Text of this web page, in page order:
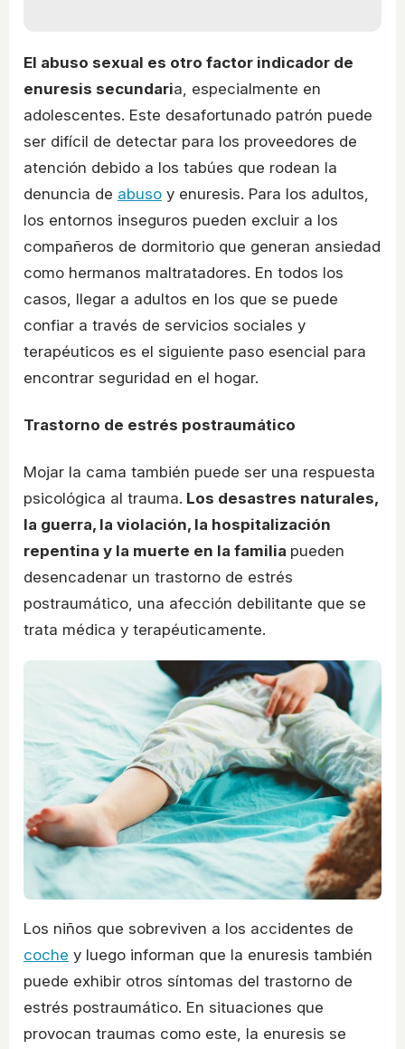
El abuso sexual es otro factor indicador de
enuresis secundaria, especialmente en
adolescentes. Este desafortunado patrón puede
ser difícil de detectar para los proveedores de
atención debido a los tabúes que rodean la
denuncia de abuso y enuresis. Para los adultos,
los entornos inseguros pueden excluir a los
compañeros de dormitorio que generan ansiedad
como hermanos maltratadores. En todos los
casos, llegar a adultos en los que se puede
confiar a través de servicios sociales y
terapéuticos es el siguiente paso esencial para
encontrar seguridad en el hogar.
Trastorno de estrés postraumático
Mojar la cama también puede ser una respuesta
psicológica al trauma. Los desastres naturales,
la guerra, la violación, la hospitalización
repentina y la muerte en la familia pueden
desencadenar un trastorno de estrés
postraumático, una afección debilitante que se
trata médica y terapéuticamente.
Los niños que sobreviven a los accidentes de
coche y luego informan que la enuresis también
puede exhibir otros síntomas del trastorno de
estrés postraumático. En situaciones que
provocan traumas como este, la enuresis se